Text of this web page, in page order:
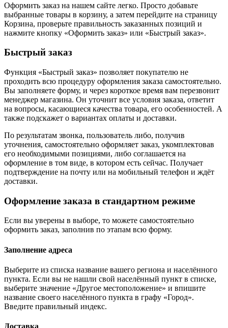
Оформить заказ на нашем сайте легко. Просто добавьте
выбранные товары в корзину, а затем перейдите на страницу
Корзина, проверьте правильность заказанных позиций и
нажмите кнопку «Оформить заказ» или «Быстрый заказ».
Быстрый заказ
Функция «Быстрый заказ» позволяет покупателю не
проходить всю процедуру оформления заказа самостоятельно.
Вы заполняете форму, и через короткое время вам перезвонит
менеджер магазина. Он уточнит все условия заказа, ответит
на вопросы, касающиеся качества товара, его особенностей. А
также подскажет о вариантах оплаты и доставки.
По результатам звонка, пользователь либо, получив
уточнения, самостоятельно оформляет заказ, укомплектовав
его необходимыми позициями, либо соглашается на
оформление в том виде, в котором есть сейчас. Получает
подтверждение на почту или на мобильный телефон и ждёт
доставки.
Оформление заказа в стандартном режиме
Если вы уверены в выборе, то можете самостоятельно
оформить заказ, заполнив по этапам всю форму.
Заполнение адреса
Выберите из списка название вашего региона и населённого
пункта. Если вы не нашли свой населённый пункт в списке,
выберите значение «Другое местоположение» и впишите
название своего населённого пункта в графу «Город».
Введите правильный индекс.